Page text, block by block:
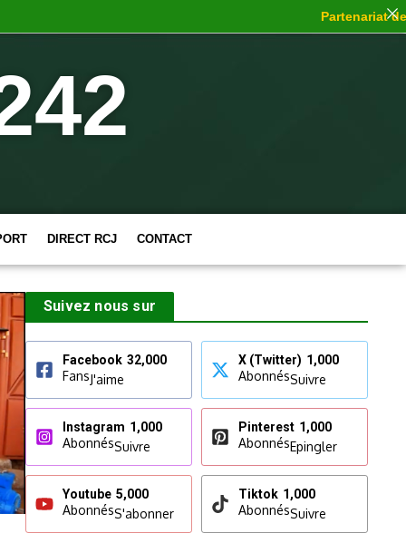
DIRECT RCJ CONTACT
Suivez nous sur
Facebook 32,000
FansJ'aime
X (Twitter) 1,000
AbonnésSuivre
Instagram 1,000
AbonnésSuivre
Pinterest 1,000
AbonnésEpingler
Youtube 5,000
AbonnésS'abonner
Tiktok 1,000
AbonnésSuivre
Partenariat de